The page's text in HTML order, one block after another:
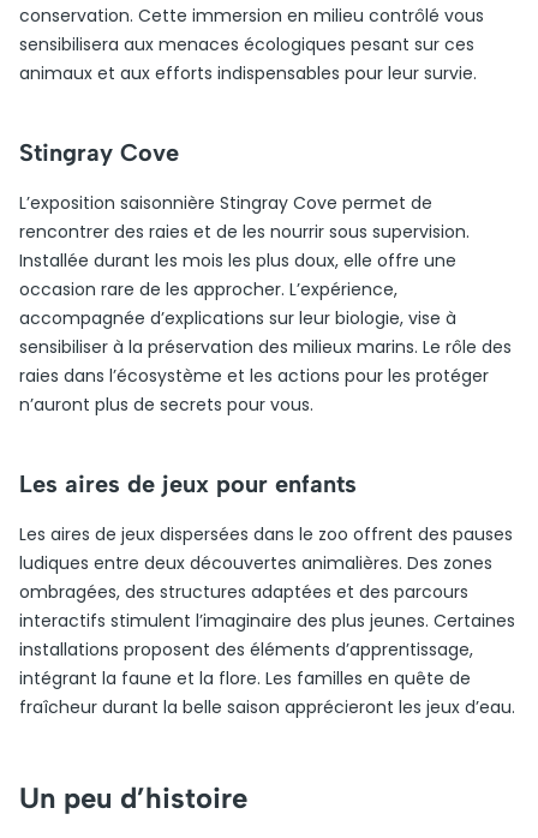
conservation. Cette immersion en milieu contrôlé vous
sensibilisera aux menaces écologiques pesant sur ces
animaux et aux efforts indispensables pour leur survie.
Stingray Cove
L’exposition saisonnière Stingray Cove permet de
rencontrer des raies et de les nourrir sous supervision.
Installée durant les mois les plus doux, elle offre une
occasion rare de les approcher. L’expérience,
accompagnée d’explications sur leur biologie, vise à
sensibiliser à la préservation des milieux marins. Le rôle des
raies dans l’écosystème et les actions pour les protéger
n’auront plus de secrets pour vous.
Les aires de jeux pour enfants
Les aires de jeux dispersées dans le zoo offrent des pauses
ludiques entre deux découvertes animalières. Des zones
ombragées, des structures adaptées et des parcours
interactifs stimulent l’imaginaire des plus jeunes. Certaines
installations proposent des éléments d’apprentissage,
intégrant la faune et la flore. Les familles en quête de
fraîcheur durant la belle saison apprécieront les jeux d’eau.
Un peu d’histoire